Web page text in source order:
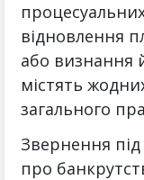
відновлення
або визнання
містять
загального
Звернення
про